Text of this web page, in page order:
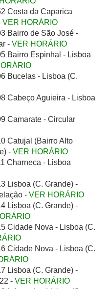
Costa da Caparica
VER HORÁRIO
Bairro de São José -
- VER HORÁRIO
Bairro Espinhal - Lisboa
Bucelas - Lisboa (C.
Cabeço Aguieira - Lisboa
Camarate - Circular
Catujal (Bairro Alto
- VER HORÁRIO
Charneca - Lisboa
Lisboa (C. Grande) -
- VER HORÁRIO
Lisboa (C. Grande) -
Cidade Nova - Lisboa (C.
Cidade Nova - Lisboa (C.
Lisboa (C. Grande) -
- VER HORÁRIO